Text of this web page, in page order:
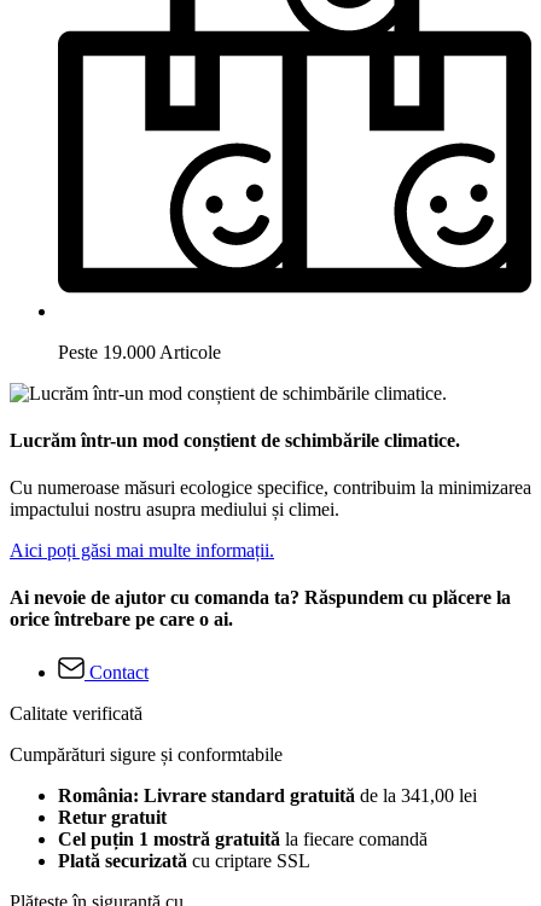
Peste 19.000 Articole
Lucrăm într-un mod conștient de schimbările climatice.
Cu numeroase măsuri ecologice specifice, contribuim la minimizarea
impactului nostru asupra mediului și climei.
Aici poți găsi mai multe informații.
Ai nevoie de ajutor cu comanda ta? Răspundem cu plăcere la
orice întrebare pe care o ai.
Contact
Calitate verificată
Cumpărături sigure și conformtabile
România: Livrare standard gratuită de la 341,00 lei
Retur gratuit
Cel puțin 1 mostră gratuită la fiecare comandă
Plată securizată cu criptare SSL
Plătește în siguranță cu